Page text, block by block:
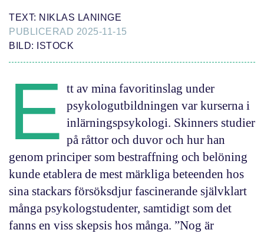
TEXT: NIKLAS LANINGE
PUBLICERAD 2025-11-15
BILD: ISTOCK
E tt av mina favoritinslag under
psykologutbildningen var kurserna i
inlärningspsykologi. Skinners studier
på råttor och duvor och hur han
genom principer som bestraffning och belöning
kunde etablera de mest märkliga beteenden hos
sina stackars försöksdjur fascinerande självklart
många psykologstudenter, samtidigt som det
fanns en viss skepsis hos många. ”Nog är